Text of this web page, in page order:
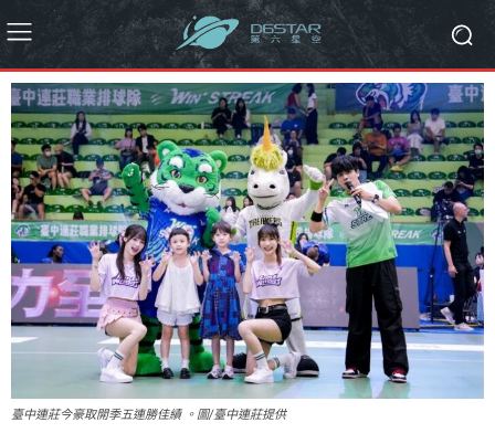
臺中連莊今豪取開季五連勝佳績 。圖/臺中連莊提供